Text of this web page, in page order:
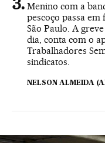
Menino com a
pescoço passa
São Paulo. A
dia, conta com o
Trabalhadores
sindicatos.
NELSON ALMEIDA